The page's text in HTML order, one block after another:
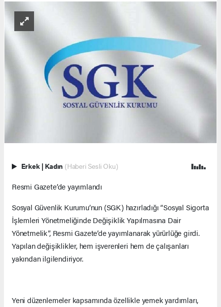
Erkek | Kadın (Haberi Sesli Oku)
Resmi Gazete’de yayımlandı
Sosyal Güvenlik Kurumu’nun (SGK) hazırladığı “Sosyal Sigorta
İşlemleri Yönetmeliğinde Değişiklik Yapılmasına Dair
Yönetmelik”, Resmi Gazete’de yayımlanarak yürürlüğe girdi.
Yapılan değişiklikler, hem işverenleri hem de çalışanları
yakından ilgilendiriyor.
Yeni düzenlemeler kapsamında özellikle yemek yardımları,